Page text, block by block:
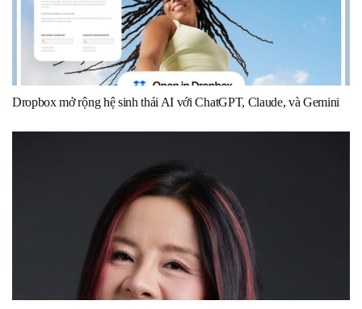
Dropbox mở rộng hệ sinh thái AI với ChatGPT, Claude, và Gemini